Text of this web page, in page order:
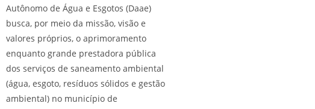
Autônomo de Água e Esgotos (Daae)
busca, por meio da missão, visão e
valores próprios, o aprimoramento
enquanto grande prestadora pública
dos serviços de saneamento ambiental
(água, esgoto, resíduos sólidos e gestão
ambiental) no município de